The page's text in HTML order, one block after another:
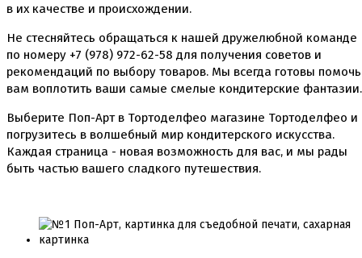
в их качестве и происхождении.
Не стесняйтесь обращаться к нашей дружелюбной команде
по номеру +7 (978) 972-62-58 для получения советов и
рекомендаций по выбору товаров. Мы всегда готовы помочь
вам воплотить ваши самые смелые кондитерские фантазии.
Выберите Поп-Арт в Тортоделфео магазине Тортоделфео и
погрузитесь в волшебный мир кондитерского искусства.
Каждая страница - новая возможность для вас, и мы рады
быть частью вашего сладкого путешествия.